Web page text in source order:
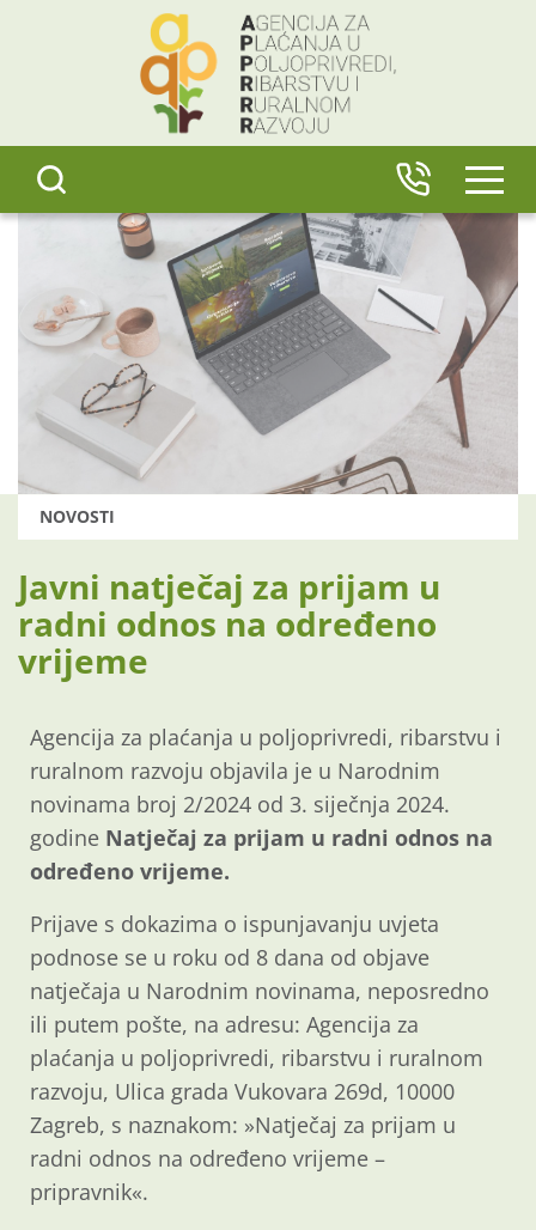
NOVOSTI
Javni natječaj za prijam u
radni odnos na određeno
vrijeme
Agencija za plaćanja u poljoprivredi, ribarstvu i
ruralnom razvoju objavila je u Narodnim
novinama broj 2/2024 od 3. siječnja 2024.
godine Natječaj za prijam u radni odnos na
određeno vrijeme.
Prijave s dokazima o ispunjavanju uvjeta
podnose se u roku od 8 dana od objave
natječaja u Narodnim novinama, neposredno
ili putem pošte, na adresu: Agencija za
plaćanja u poljoprivredi, ribarstvu i ruralnom
razvoju, Ulica grada Vukovara 269d, 10000
Zagreb, s naznakom: »Natječaj za prijam u
radni odnos na određeno vrijeme –
pripravnik«.